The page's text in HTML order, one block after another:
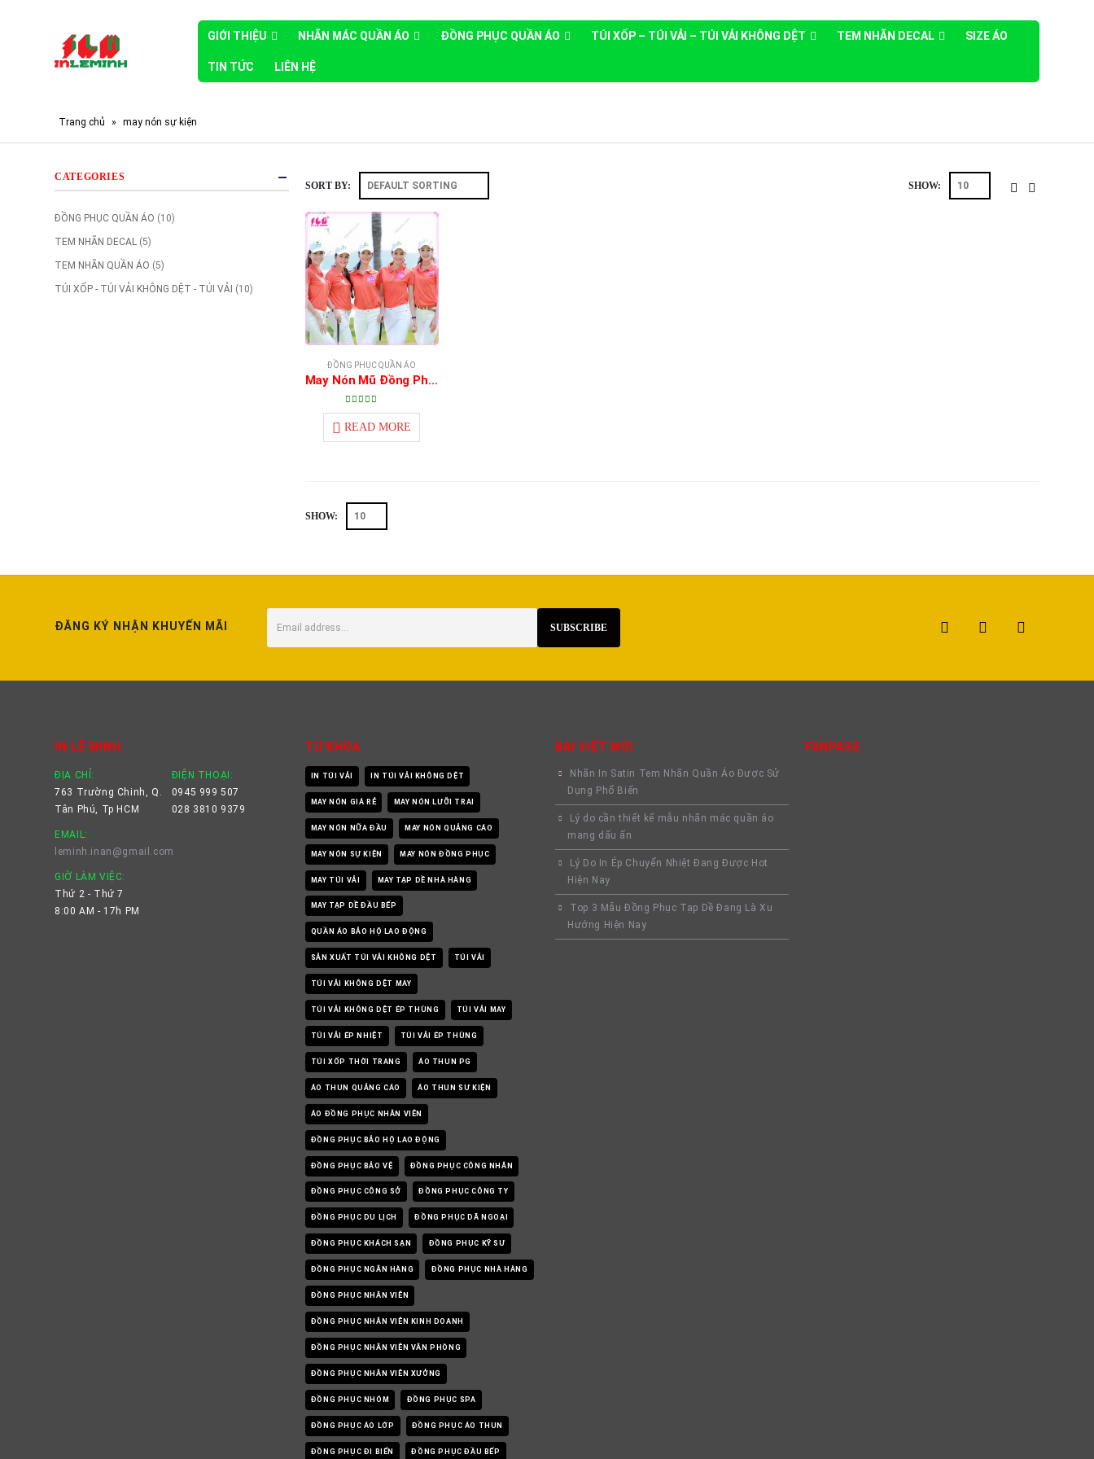
GIỚI THIỆU NHÃN MÁC QUẦN ÁO ĐỒNG PHỤC QUẦN ÁO TÚI XỐP – TÚI VẢI – TÚI VẢI KHÔNG DỆT TEM NHÃN DECAL SIZE ÁO
TIN TỨC LIÊN HỆ
Trang chủ » may nón sự kiện
SORT BY: SHOW:
ĐỒNG PHỤC QUẦN ÁO
May Nón Mũ Đồng Phục
5.00out of 5
READ MORE
SHOW:
CATEGORIES
ĐỒNG PHỤC QUẦN ÁO (10)
TEM NHÃN DECAL (5)
TEM NHÃN QUẦN ÁO (5)
TÚI XỐP - TÚI VẢI KHÔNG DỆT - TÚI VẢI (10)
ĐĂNG KÝ NHẬN KHUYẾN MÃI
IN LÊ MINH
ĐỊA CHỈ:
763 Trường Chinh, Q.
Tân Phú, Tp HCM
ĐIỆN THOẠI:
0945 999 507
028 3810 9379
EMAIL:
leminh.inan@gmail.com
GIỜ LÀM VIỆC:
Thứ 2 - Thứ 7
8:00 AM - 17h PM
TỪ KHÓA
IN TÚI VẢI IN TÚI VẢI KHÔNG DỆT
MAY NÓN GIÁ RẺ MAY NÓN LƯỠI TRAI
MAY NÓN NỮA ĐẦU MAY NÓN QUẢNG CÁO
MAY NÓN SỰ KIỆN MAY NÓN ĐỒNG PHỤC
MAY TÚI VẢI MAY TẠP DỀ NHÀ HÀNG
MAY TẠP DỀ ĐẦU BẾP
QUẦN ÁO BẢO HỘ LAO ĐỘNG
SẢN XUẤT TÚI VẢI KHÔNG DỆT TÚI VẢI
TÚI VẢI KHÔNG DỆT MAY
TÚI VẢI KHÔNG DỆT ÉP THÙNG TÚI VẢI MAY
TÚI VẢI ÉP NHIỆT TÚI VẢI ÉP THÙNG
TÚI XỐP THỜI TRANG ÁO THUN PG
ÁO THUN QUẢNG CÁO ÁO THUN SƯ KIỆN
ÁO ĐỒNG PHỤC NHÂN VIÊN
ĐỒNG PHỤC BẢO HỘ LAO ĐỘNG
ĐỒNG PHỤC BẢO VỆ ĐỒNG PHỤC CÔNG NHÂN
ĐỒNG PHỤC CÔNG SỞ ĐỒNG PHỤC CÔNG TY
ĐỒNG PHỤC DU LỊCH ĐỒNG PHỤC DÃ NGOẠI
ĐỒNG PHỤC KHÁCH SẠN ĐỒNG PHỤC KỸ SƯ
ĐỒNG PHỤC NGÂN HÀNG ĐỒNG PHỤC NHÀ HÀNG
ĐỒNG PHỤC NHÂN VIÊN
ĐỒNG PHỤC NHÂN VIÊN KINH DOANH
ĐỒNG PHỤC NHÂN VIÊN VĂN PHÒNG
ĐỒNG PHỤC NHÂN VIÊN XƯỞNG
ĐỒNG PHỤC NHÓM ĐỒNG PHỤC SPA
ĐỒNG PHỤC ÁO LỚP ĐỒNG PHỤC ÁO THUN
ĐỒNG PHỤC ĐI BIỂN ĐỒNG PHỤC ĐẦU BẾP
BÀI VIÊT MỚI
Nhãn In Satin Tem Nhãn Quần Áo Được Sử
Dụng Phổ Biến
Lý do cần thiết kế mẫu nhãn mác quần áo
mang dấu ấn
Lý Do In Ép Chuyển Nhiệt Đang Được Hot
Hiện Nay
Top 3 Mẫu Đồng Phục Tạp Dề Đang Là Xu
Hướng Hiện Nay
FANPAGE